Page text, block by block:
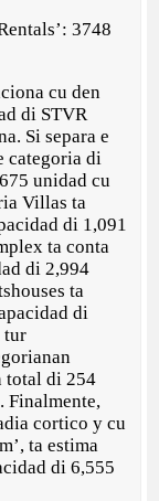
3748
cu den
di STVR
Si separa e
categoria di
unidad cu
Villas ta
di 1,091
ta conta
di 2,994
ta
di
tur
total di 254
Finalmente,
cortico y cu
ta estima
di 6,555